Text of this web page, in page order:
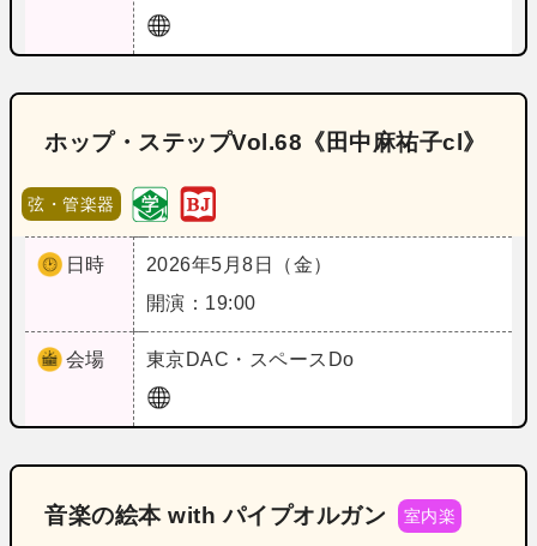
ホップ・ステップVol.68《田中麻祐子cl》
弦・管楽器
日時
2026年5月8日（金）
開演：19:00
会場 東京DAC・スペースDo
音楽の絵本 with パイプオルガン 室内楽